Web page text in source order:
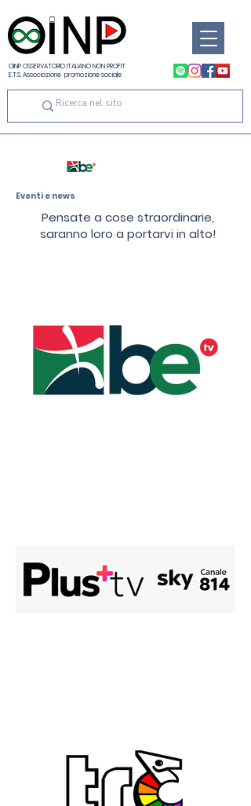
OINP OSSERVATORIO ITALIANO NON PROFIT
E.T.S. Associazione promozione sociale
Eventi e news
Pensate a cose straordinarie,
saranno loro a portarvi in alto!